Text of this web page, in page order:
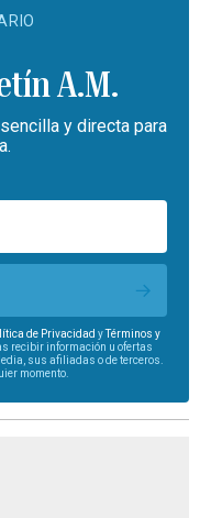
A.M.
y directa para
de Privacidad yTérminos y
recibir información u ofertas
sus afiliadas o de terceros.
momento.